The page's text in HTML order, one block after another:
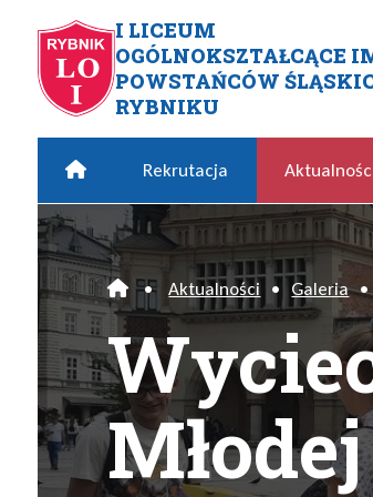
Przejdź do menu głównego
Przejdź do menu dodatkowego
Przejdź do treści
Mapa serwisu
I LICEUM
OGÓLNOKSZTAŁCĄCE
POWSTAŃCÓW
RYBNIKU
Wycieczka śladami
Home Rekrutacja
Home
• Aktualności • Galeria •